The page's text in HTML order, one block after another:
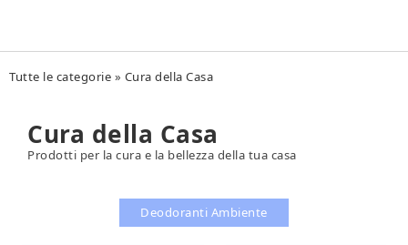
Tu sei qui
Tutte le categorie » Cura della Casa
Cura della Casa
Prodotti per la cura e la bellezza della tua casa
Deodoranti Ambiente